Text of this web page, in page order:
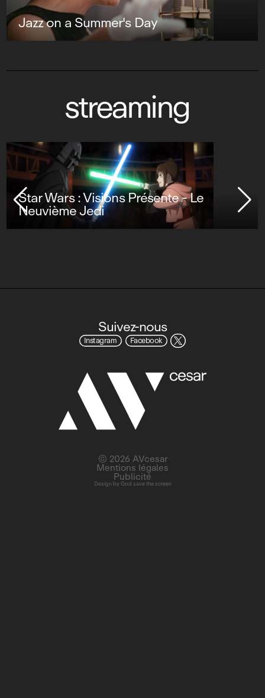
Jazz on a Summer's Day
streaming
Star Wars : Visions Présente - Le
Neuvième Jedi
Suivez-nous
Instagram Facebook
Design by God save the screen
© 2026 AVcesar
Mentions légales
Publicité